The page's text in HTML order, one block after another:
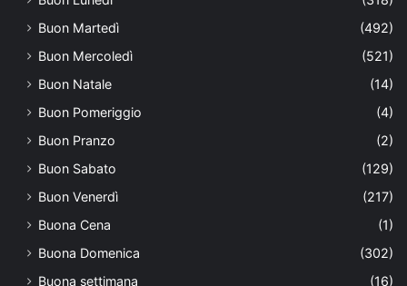
Buon Martedì
(492)
Buon Mercoledì
(521)
Buon Natale
(14)
Buon Pomeriggio
(4)
Buon Pranzo
(2)
Buon Sabato
(129)
Buon Venerdì
(217)
Buona Cena
(1)
Buona Domenica
(302)
Buona settimana
(16)